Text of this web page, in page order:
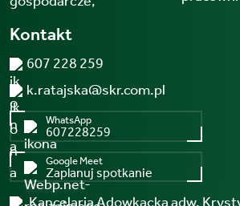
Kontakt
607 228 259
k.ratajska@skr.com.pl
WhatsApp
607228259
Google Meet
Zaplanuj spotkanie
Kancelaria Adowkacka adw.